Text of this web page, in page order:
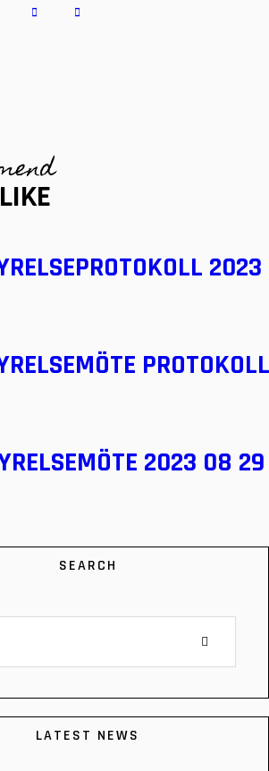
2023
2023 08 29
SEARCH
LATEST NEWS